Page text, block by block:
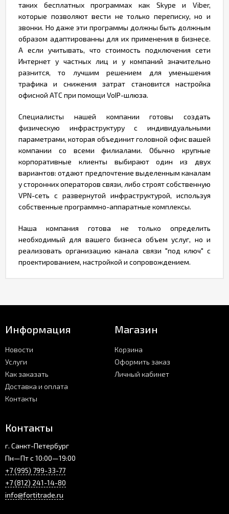
таких бесплатных программах как Skype и Viber,
которые позволяют вести не только переписку, но и
звонки. Но даже эти программы должны быть должным
образом адаптированны для их применения в бизнесе.
А если учитывать, что стоимость подключения сети
Интернет у частных лиц и у компаний значительно
разнится, то лучшим решением для уменьшения
трафика и снижения затрат становится настройка
офисной АТС при помощи VoIP-шлюза.
Специалисты нашей компании готовы создать
физическую инфраструктуру с индивидуальными
параметрами, которая объединит головной офис вашей
компании со всеми филиалами. Обычно крупные
корпоративные клиенты выбирают один из двух
вариантов: отдают предпочтение выделенным каналам
у сторонних операторов связи, либо строят собственную
VPN-сеть с развернутой инфраструктурой, используя
собственные программно-аппаратные комплексы.
Наша компания готова не только определить
необходимый для вашего бизнеса объем услуг, но и
реализовать организацию канала связи "под ключ" с
проектированием, настройкой и сопровождением.
Информация
Новости
Услуги
Как заказать
Доставка и оплата
Контакты
Магазин
Корзина
Оформить заказ
Личный кабинет
Контакты
г. Санкт-Петербург
Пн—Пт с 10:00—19:00
+7 (995) 799-33-77
+7 (812) 241-14-80
info@fortitrade.ru